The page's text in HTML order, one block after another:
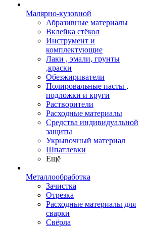
Малярно-кузовной
Абразивные материалы
Вклейка стёкол
Инструмент и
комплектующие
Лаки , эмали, грунты
,краски
Обезжириватели
Полировальные пасты ,
подложки и круги
Растворители
Расходные материалы
Средства индивидуальной
защиты
Укрывочный материал
Шпатлевки
Ещё
Металлообработка
Зачистка
Отрезка
Расходные материалы для
сварки
Свёрла